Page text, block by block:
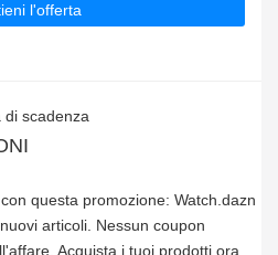
l'offerta
di scadenza
questa promozione: Watch.dazn
articoli. Nessun coupon
Acquista i tuoi prodotti ora